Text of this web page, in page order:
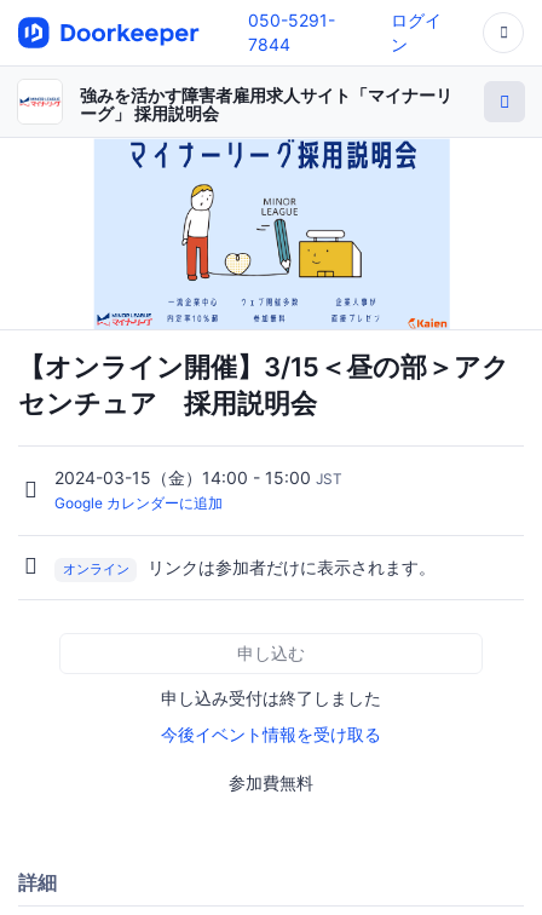
050-5291-
7844
ログイ
ン
強みを活かす障害者雇用求人サイト「マイナーリ
ーグ」 採用説明会
【オンライン開催】3/15＜昼の部＞アク
センチュア 採用説明会
2024-03-15（金）14:00 - 15:00 JST
Google カレンダーに追加
オンライン リンクは参加者だけに表示されます。
申し込む
申し込み受付は終了しました
今後イベント情報を受け取る
参加費無料
詳細